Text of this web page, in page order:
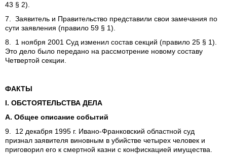
43 § 2).
7. Заявитель и Правительство представили свои замечания по
сути заявления (правило 59 § 1).
8. 1 ноября 2001 Суд изменил состав секций (правило 25 § 1).
Это дело было передано на рассмотрение новому составу
Четвертой секции.
ФАКТЫ
І. ОБСТОЯТЕЛЬСТВА ДЕЛА
А. Общее описание событий
9. 12 декабря 1995 г. Ивано-Франковский областной суд
признал заявителя виновным в убийстве четырех человек и
приговорил его к смертной казни с конфискацией имущества.